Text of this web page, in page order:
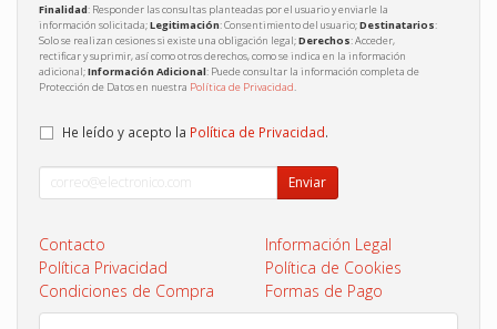
Finalidad: Responder las consultas planteadas por el usuario y enviarle la
información solicitada;Legitimación: Consentimiento del usuario;Destinatarios:
Solo se realizan cesiones si existe una obligación legal;Derechos: Acceder,
rectificar y suprimir, así como otros derechos, como se indica en la información
adicional;Información Adicional: Puede consultar la información completa de
Protección de Datos en nuestra Política de Privacidad.
He leído y acepto la Política de Privacidad.
Enviar
Contacto
Información Legal
Política Privacidad
Política de Cookies
Condiciones de Compra
Formas de Pago